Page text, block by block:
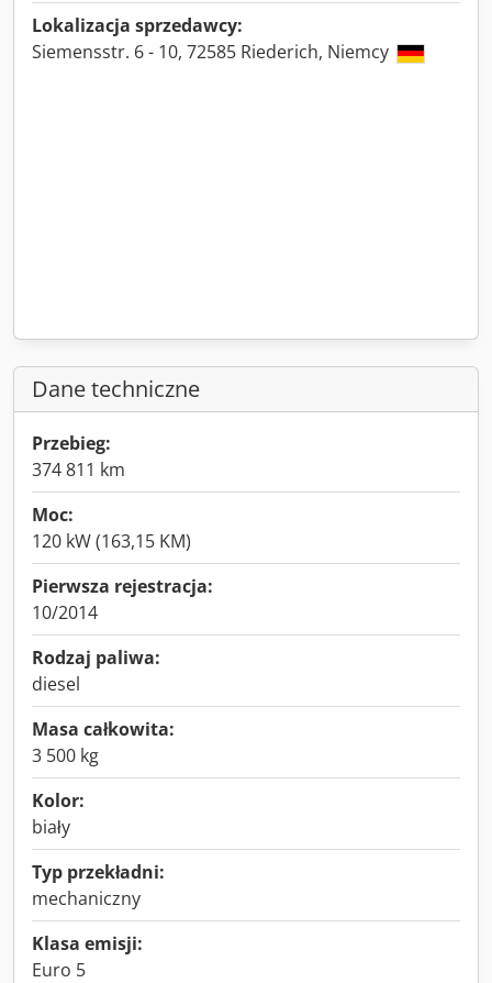
Lokalizacja sprzedawcy:
Siemensstr. 6 - 10, 72585 Riederich, Niemcy
Dane techniczne
Przebieg:
374 811 km
Moc:
120 kW (163,15 KM)
Pierwsza rejestracja:
10/2014
Rodzaj paliwa:
diesel
Masa całkowita:
3 500 kg
Kolor:
biały
Typ przekładni:
mechaniczny
Klasa emisji:
Euro 5